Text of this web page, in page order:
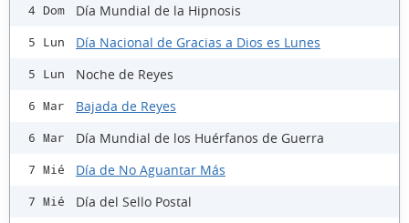
4 Dom Día Mundial de la Hipnosis
5 Lun Día Nacional de Gracias a Dios es Lunes
5 Lun Noche de Reyes
6 Mar Bajada de Reyes
6 Mar Día Mundial de los Huérfanos de Guerra
7 Mié Día de No Aguantar Más
7 Mié Día del Sello Postal